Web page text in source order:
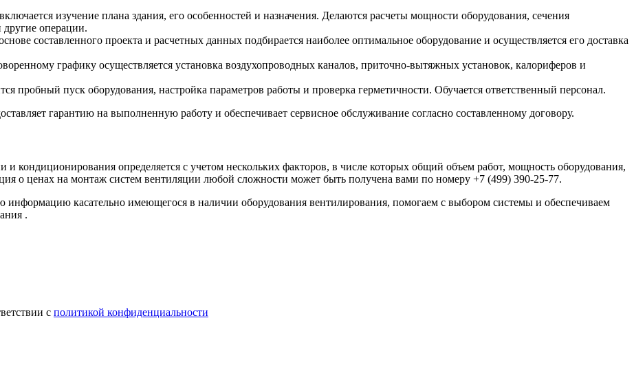
изучение плана здания, его особенностей и назначения. Делаются расчеты мощности оборудования, сечения
операции.
составленного проекта и расчетных данных подбирается наиболее оптимальное оборудование и осуществляется его доставка
графику осуществляется установка воздухопроводных каналов, приточно-вытяжных установок, калориферов и
пробный пуск оборудования, настройка параметров работы и проверка герметичности. Обучается ответственный персонал.
гарантию на выполненную работу и обеспечивает сервисное обслуживание согласно составленному договору.
кондиционирования определяется с учетом нескольких факторов, в числе которых общий объем работ, мощность оборудования,
о ценах на монтаж систем вентиляции любой сложности может быть получена вами по номеру +7 (499) 390-25-77.
касательно имеющегося в наличии оборудования вентилирования, помогаем с выбором системы и обеспечиваем
.
с политикой конфиденциальности